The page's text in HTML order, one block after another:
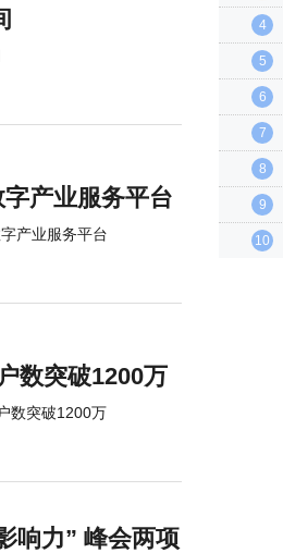
产业服务平台
产业服务平台
数突破1200万
数突破1200万
响力” 峰会两项
4
5
6
7
8
9
10